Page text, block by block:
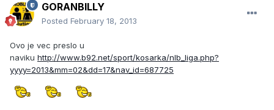
GORANBILLY
Posted February 18, 2013
Ovo je vec preslo u
naviku http://www.b92.net/sport/kosarka/nlb_liga.php?
yyyy=2013&mm=02&dd=17&nav_id=687725